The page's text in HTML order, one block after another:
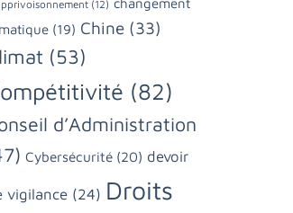
(12)
(19) Chine (33)
(53)
(82)
d’Administration
Cybersécurité (20) devoir
vigilance (24) Droits